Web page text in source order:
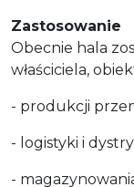
Zastosowanie
Obecnie hala
właściciela,
- produkcji
- logistyki i
-